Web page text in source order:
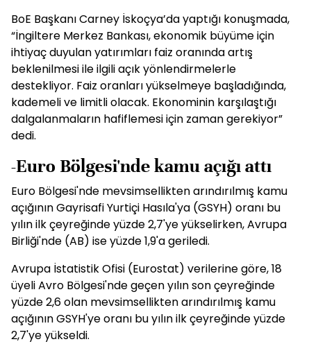
BoE Başkanı Carney İskoçya’da yaptığı konuşmada,
“İngiltere Merkez Bankası, ekonomik büyüme için
ihtiyaç duyulan yatırımları faiz oranında artış
beklenilmesi ile ilgili açık yönlendirmelerle
destekliyor. Faiz oranları yükselmeye başladığında,
kademeli ve limitli olacak. Ekonominin karşılaştığı
dalgalanmaların hafiflemesi için zaman gerekiyor”
dedi.
-Euro Bölgesi'nde kamu açığı attı
Euro Bölgesi'nde mevsimsellikten arındırılmış kamu
açığının Gayrisafi Yurtiçi Hasıla'ya (GSYH) oranı bu
yılın ilk çeyreğinde yüzde 2,7'ye yükselirken, Avrupa
Birliği'nde (AB) ise yüzde 1,9'a geriledi.
Avrupa İstatistik Ofisi (Eurostat) verilerine göre, 18
üyeli Avro Bölgesi'nde geçen yılın son çeyreğinde
yüzde 2,6 olan mevsimsellikten arındırılmış kamu
açığının GSYH'ye oranı bu yılın ilk çeyreğinde yüzde
2,7'ye yükseldi.